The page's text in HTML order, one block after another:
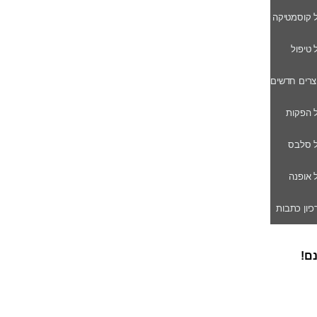
קוסמטיקה
טיפול
חדשים
הפקות
סלבס
אופנה
כתבות